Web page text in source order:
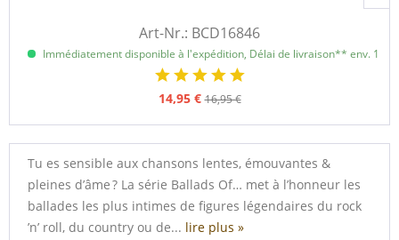
Art-Nr.: BCD16846
Immédiatement disponible à l'expédition, Délai de livraison** env. 1 à
14,95 € 16,95 €
Tu es sensible aux chansons lentes, émouvantes &
pleines d’âme ? La série Ballads Of… met à l’honneur les
ballades les plus intimes de figures légendaires du rock
’n’ roll, du country ou de... lire plus »